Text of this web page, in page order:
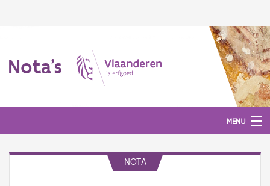
Nota's
MENU
NOTA